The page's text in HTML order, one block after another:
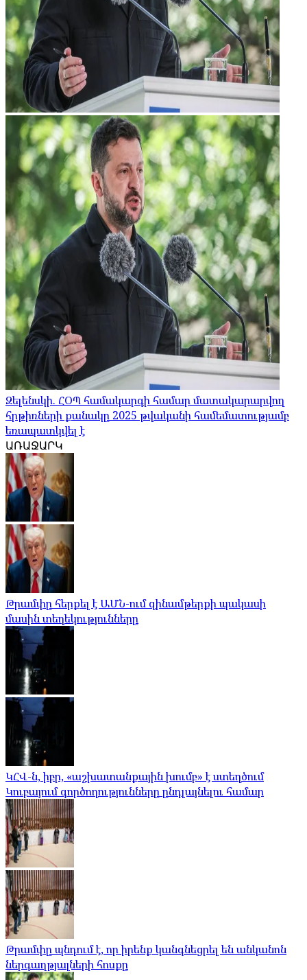
Զելենսկի. ՀՕՊ համակարգի համար մատակարարվող
հրթիռների քանակը 2025 թվականի համեմատությամբ
եռապատկվել է
ԱՌԱՋԱՐԿ
Թրամփը հերքել է ԱՄՆ-ում զինամթերքի պակասի
մասին տեղեկությունները
ԿՀՎ-ն, իբր, «աշխատանքային խումբ» է ստեղծում
Կուբայում գործողությունները ընդլայնելու համար
Թրամփը պնդում է, որ իրենք կանգնեցրել են անկանոն
ներգաղթյալների հոսքը